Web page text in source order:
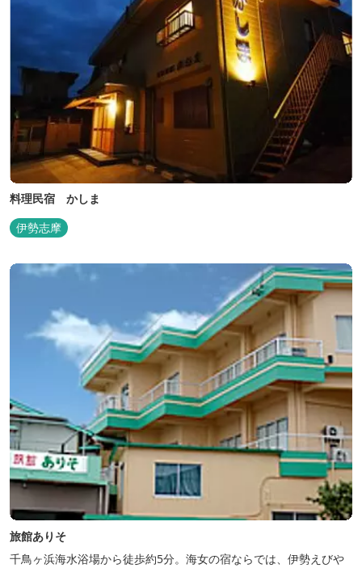
料理民宿 かしま
伊勢志摩
旅館ありそ
千鳥ヶ浜海水浴場から徒歩約5分。海女の宿ならでは、伊勢えびや